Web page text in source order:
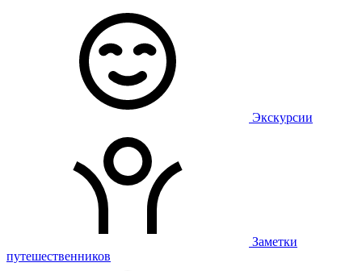
Экскурсии
Заметки
путешественников